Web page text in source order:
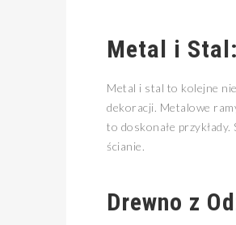
Metal i
Metal i stal to kolejne
dekoracji. Metalowe
to doskonałe
ścianie.
Drewno z